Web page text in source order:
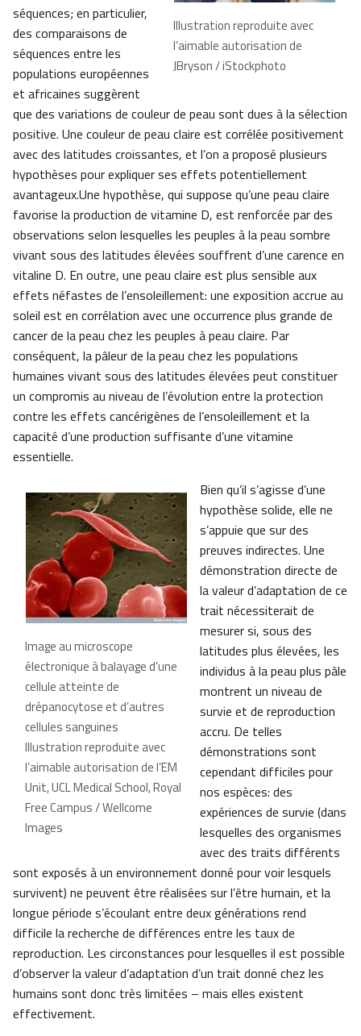
Illustration reproduite avec
l’aimable autorisation de
JBryson / iStockphoto
séquences; en particulier,
des comparaisons de
séquences entre les
populations européennes
et africaines suggèrent
que des variations de couleur de peau sont dues à la sélection
positive. Une couleur de peau claire est corrélée positivement
avec des latitudes croissantes, et l’on a proposé plusieurs
hypothèses pour expliquer ses effets potentiellement
avantageux.Une hypothèse, qui suppose qu’une peau claire
favorise la production de vitamine D, est renforcée par des
observations selon lesquelles les peuples à la peau sombre
vivant sous des latitudes élevées souffrent d’une carence en
vitaline D. En outre, une peau claire est plus sensible aux
effets néfastes de l’ensoleillement: une exposition accrue au
soleil est en corrélation avec une occurrence plus grande de
cancer de la peau chez les peuples à peau claire. Par
conséquent, la pâleur de la peau chez les populations
humaines vivant sous des latitudes élevées peut constituer
un compromis au niveau de l’évolution entre la protection
contre les effets cancérigènes de l’ensoleillement et la
capacité d’une production suffisante d’une vitamine
essentielle.
Image au microscope
électronique à balayage d’une
cellule atteinte de
drépanocytose et d’autres
cellules sanguines
Illustration reproduite avec
l’aimable autorisation de l’EM
Unit, UCL Medical School, Royal
Free Campus / Wellcome
Images
Bien qu’il s’agisse d’une
hypothèse solide, elle ne
s’appuie que sur des
preuves indirectes. Une
démonstration directe de
la valeur d’adaptation de ce
trait nécessiterait de
mesurer si, sous des
latitudes plus élevées, les
individus à la peau plus pâle
montrent un niveau de
survie et de reproduction
accru. De telles
démonstrations sont
cependant difficiles pour
nos espèces: des
expériences de survie (dans
lesquelles des organismes
avec des traits différents
sont exposés à un environnement donné pour voir lesquels
survivent) ne peuvent être réalisées sur l’être humain, et la
longue période s’écoulant entre deux générations rend
difficile la recherche de différences entre les taux de
reproduction. Les circonstances pour lesquelles il est possible
d’observer la valeur d’adaptation d’un trait donné chez les
humains sont donc très limitées – mais elles existent
effectivement.